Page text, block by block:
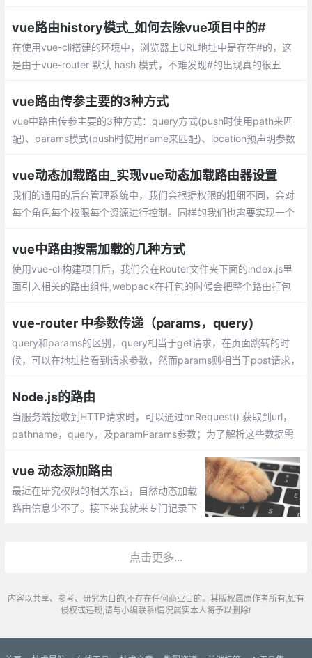
vue路由history模式_如何去除vue项目中的#
在使用vue-cli搭建的环境中，浏览器上URL地址中是存在#的，这
是由于vue-router 默认 hash 模式，不难发现#的出现真的很丑
vue路由传参主要的3种方式
vue中路由传参主要的3种方式：query方式(push时使用path来匹
配)、params模式(push时使用name来匹配)、location预声明参数
vue动态加载路由_实现vue动态加载路由器设置
我们的通用的后台管理系统中，我们会根据权限的粗细不同，会对
每个角色每个权限每个资源进行控制。同样的我们也需要实现一个
就不会涉及，当我接触的时候我们的后台接口是springcloud实现。
vue中路由按需加载的几种方式
使用vue-cli构建项目后，我们会在Router文件夹下面的index.js里
面引入相关的路由组件,webpack在打包的时候会把整个路由打包
vue-router 中参数传递（params，query)
query和params的区别，query相当于get请求，在页面跳转的时
候，可以在地址栏看到请求参数，然而params则相当于post请求，
Node.js的路由
当服务端接收到HTTP请求时，可以通过onRequest() 获取到url，
pathname，query，及paramParams参数；为了解析这些数据需
vue 动态添加路由
最近在研究权限的相关东西，自然动态加载
路由信息少不了。接下来我就来专门记录下
果是字符前端注意转换成对象。点击更多...
内容以共享、参考、研究为目的,不存在任何商业目的。其版权属原作者所有,如有
侵权或违规,请与小编联系!情况属实本人将予以删除!